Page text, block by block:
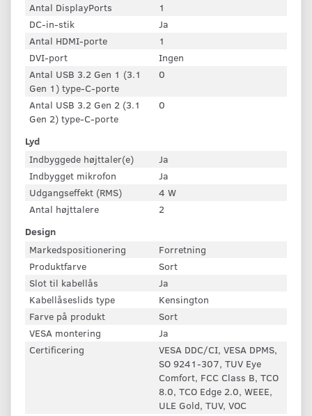
Antal DisplayPorts
1
DC-in-stik
Ja
Antal HDMI-porte
1
DVI-port
Ingen
Antal USB 3.2 Gen 1 (3.1
Gen 1) type-C-porte
0
Antal USB 3.2 Gen 2 (3.1
Gen 2) type-C-porte
0
Lyd
Indbyggede højttaler(e)
Ja
Indbygget mikrofon
Ja
Udgangseffekt (RMS)
4 W
Antal højttalere
2
Design
Markedspositionering
Forretning
Produktfarve
Sort
Slot til kabellås
Ja
Kabellåseslids type
Kensington
Farve på produkt
Sort
VESA montering
Ja
Certificering
VESA DDC/CI, VESA DPMS,
SO 9241-307, TUV Eye
Comfort, FCC Class B, TCO
8.0, TCO Edge 2.0, WEEE,
ULE Gold, TUV, VOC